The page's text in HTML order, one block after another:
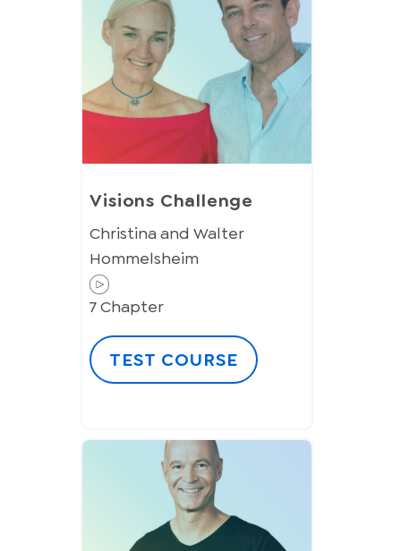
Visions Challenge
Christina and Walter
Hommelsheim
7Chapter
TEST COURSE